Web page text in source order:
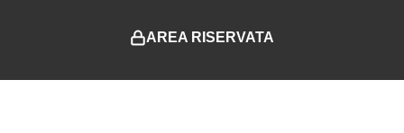
AREA RISERVATA